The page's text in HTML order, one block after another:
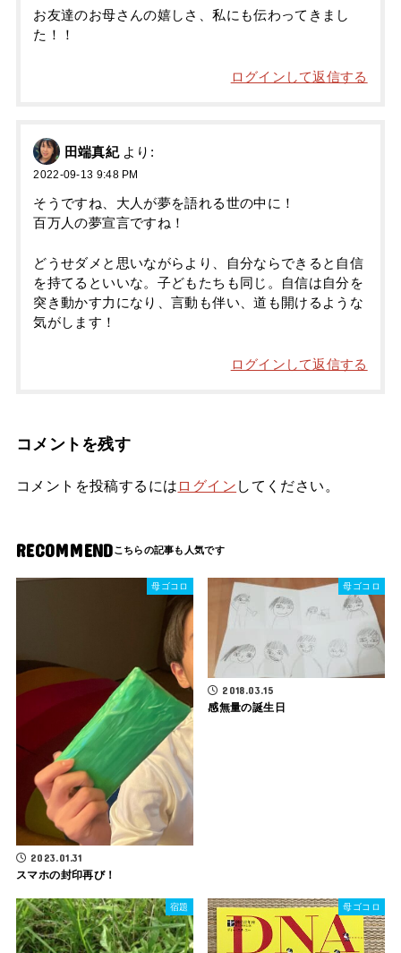
お友達のお母さんの嬉しさ、私にも伝わってきまし
た！！
ログインして返信する
田端真紀 より:
2022-09-13 9:48 PM
そうですね、大人が夢を語れる世の中に！
百万人の夢宣言ですね！
どうせダメと思いながらより、自分ならできると自信
を持てるといいな。子どもたちも同じ。自信は自分を
突き動かす力になり、言動も伴い、道も開けるような
気がします！
ログインして返信する
コメントを残す
コメントを投稿するには ログイン してください。
RECOMMEND
母ゴコロ
2023.01.31
スマホの封印再び！
母ゴコロ
2018.03.15
感無量の誕生日
宿題 母ゴコロ